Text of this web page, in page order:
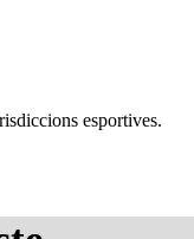
esportives.